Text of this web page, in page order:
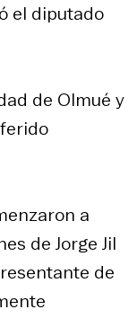
el diputado
de Olmué y
a
de Jorge Jil
de